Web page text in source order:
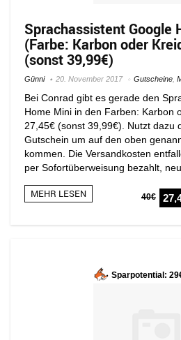
Sprachassistent Google
(Farbe: Karbon oder
(sonst 39,99€)
Günni 20. November 2017 Gutscheine
Bei Conrad gibt es gerade den
Home Mini in den Farben: Karbon
27,45€ (sonst 39,99€). Nutzt dazu
Gutschein um auf den oben
kommen. Die Versandkosten
per Sofortüberweisung bezahlt,
MEHR LESEN 40€
Sparpotential: